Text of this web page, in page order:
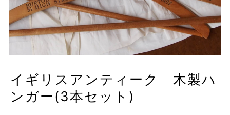
イギリスアンティーク 木製ハ
ンガー(3本セット)